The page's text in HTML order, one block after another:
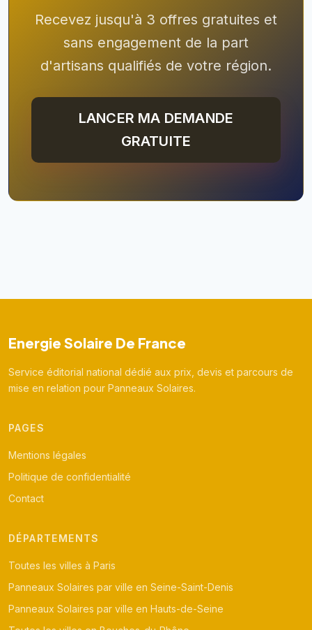
Recevez jusqu'à 3 offres gratuites et
sans engagement de la part
d'artisans qualifiés de votre région.
LANCER MA DEMANDE
GRATUITE
Energie Solaire De France
Service éditorial national dédié aux prix, devis et parcours de
mise en relation pour Panneaux Solaires.
PAGES
Mentions légales
Politique de confidentialité
Contact
DÉPARTEMENTS
Toutes les villes à Paris
Panneaux Solaires par ville en Seine-Saint-Denis
Panneaux Solaires par ville en Hauts-de-Seine